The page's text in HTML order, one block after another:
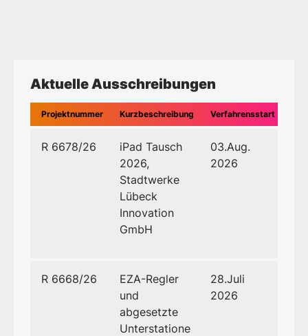
Aktuelle Ausschreibungen
Projektnummer Kurzbeschreibung Verfahrensstart
R 6678/26
iPad Tausch
2026,
Stadtwerke
Lübeck
Innovation
GmbH
03.Aug.
2026
R 6668/26
EZA-Regler
und
abgesetzte
Unterstatione
28.Juli
2026